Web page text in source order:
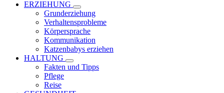
ERZIEHUNG
Grunderziehung
Verhaltensprobleme
Körpersprache
Kommunikation
Katzenbabys erziehen
HALTUNG
Fakten und Tipps
Pflege
Reise